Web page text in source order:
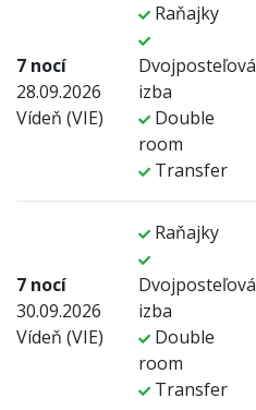
7 nocí
28.09.2026
Vídeň (VIE)
Raňajky
Dvojposteľová
izba
Double
room
Transfer
7 nocí
30.09.2026
Vídeň (VIE)
Raňajky
Dvojposteľová
izba
Double
room
Transfer